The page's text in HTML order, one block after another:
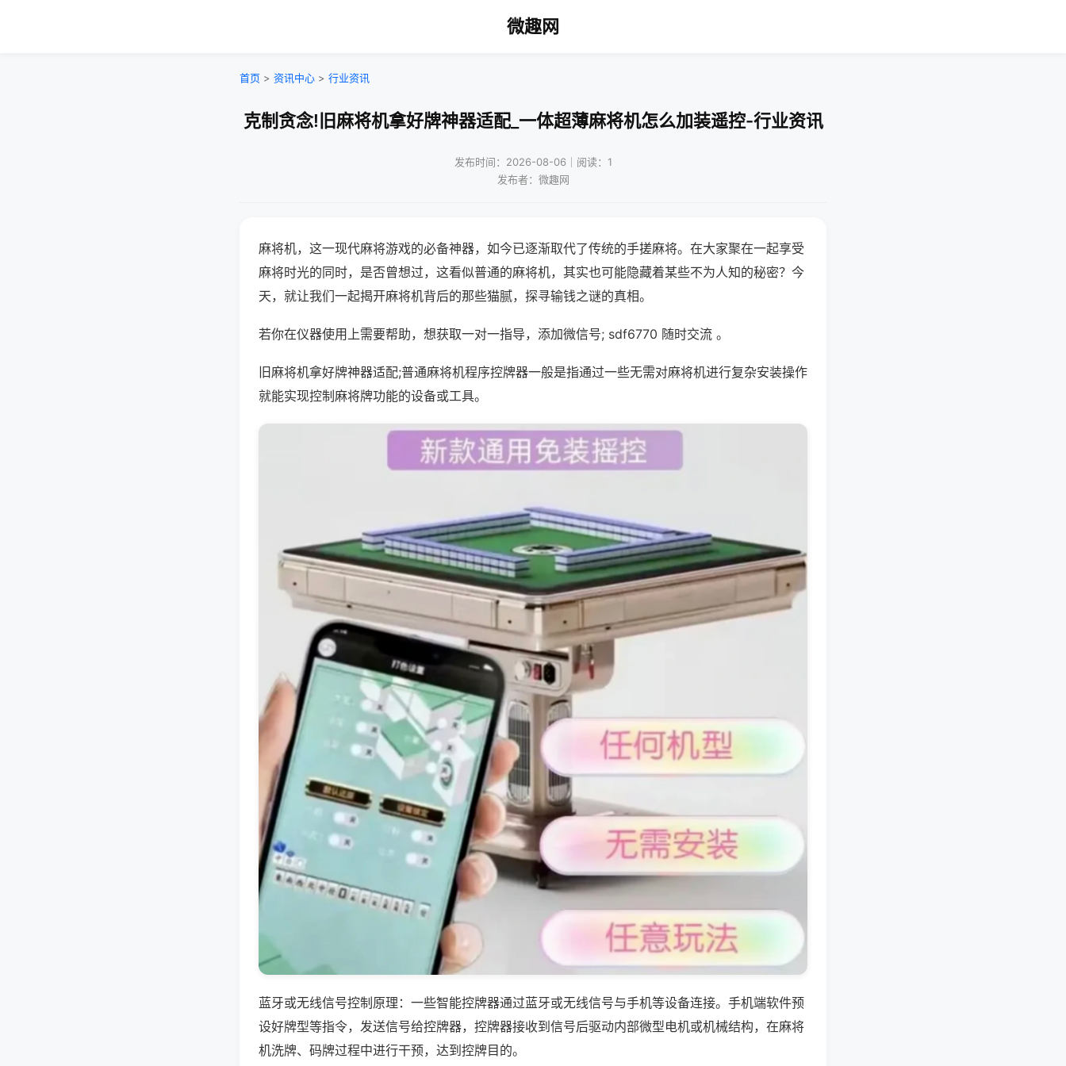
微趣网
首页 > 资讯中心 > 行业资讯
克制贪念!旧麻将机拿好牌神器适配_一体超薄麻将机怎么加装遥控-行业资讯
发布时间：2026-08-06｜阅读：1
发布者：微趣网
麻将机，这一现代麻将游戏的必备神器，如今已逐渐取代了传统的手搓麻将。在大家聚在一起享受
麻将时光的同时，是否曾想过，这看似普通的麻将机，其实也可能隐藏着某些不为人知的秘密？今
天，就让我们一起揭开麻将机背后的那些猫腻，探寻输钱之谜的真相。
若你在仪器使用上需要帮助，想获取一对一指导，添加微信号; sdf6770 随时交流 。
旧麻将机拿好牌神器适配;普通麻将机程序控牌器一般是指通过一些无需对麻将机进行复杂安装操作
就能实现控制麻将牌功能的设备或工具。
蓝牙或无线信号控制原理：一些智能控牌器通过蓝牙或无线信号与手机等设备连接。手机端软件预
设好牌型等指令，发送信号给控牌器，控牌器接收到信号后驱动内部微型电机或机械结构，在麻将
机洗牌、码牌过程中进行干预，达到控牌目的。